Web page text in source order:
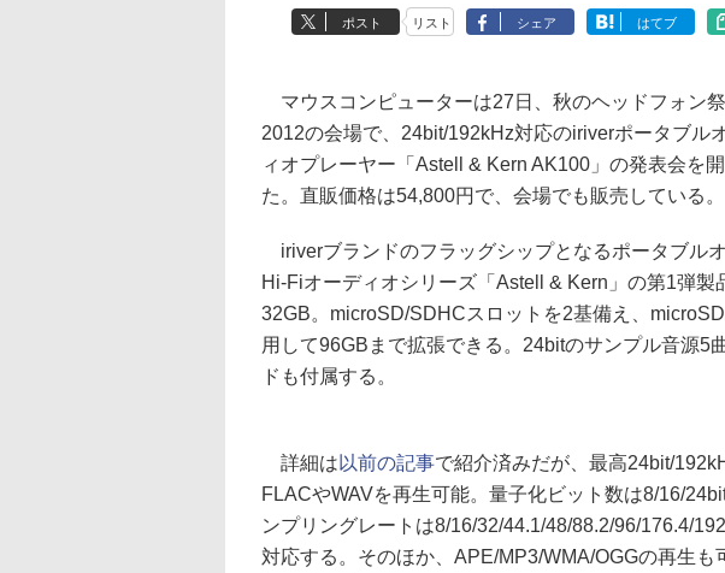
ポスト リスト シェア はてブ
マウスコンピューターは27日、秋のヘッドフォン祭
2012の会場で、24bit/192kHz対応のiriverポータブル
ィオプレーヤー「Astell & Kern AK100」の発表会を
た。直販価格は54,800円で、会場でも販売している。
iriverブランドのフラッグシップとなるポータブル
Hi-Fiオーディオシリーズ「Astell & Kern」の第1弾製
32GB。microSD/SDHCスロットを2基備え、
用して96GBまで拡張できる。24bitのサンプル音源5
ドも付属する。
詳細は 以前の記事で紹介済みだが、最高24bit/
FLACやWAVを再生可能。量子化ビット数は8/16/
ンプリングレートは8/16/32/44.1/48/88.2/96/176.4/
対応する。そのほか、APE/MP3/WMA/OGGの再生も